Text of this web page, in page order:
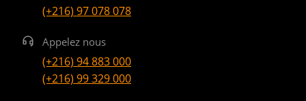
(+216) 97 078 078
Appelez nous
(+216) 94 883 000
(+216) 99 329 000